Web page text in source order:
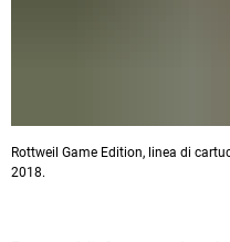
Rottweil Game Edition, linea di
2018.